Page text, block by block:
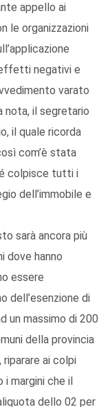
appello ai
le organizzazioni
negativi e
varato
nota, il segretario
il quale ricorda
com’è stata
colpisce tutti i
dell’immobile e
sarà ancora più
dove hanno
essere
dell’esenzione di
un massimo di 200
della provincia
ai colpi
margini che il
dello 02 per